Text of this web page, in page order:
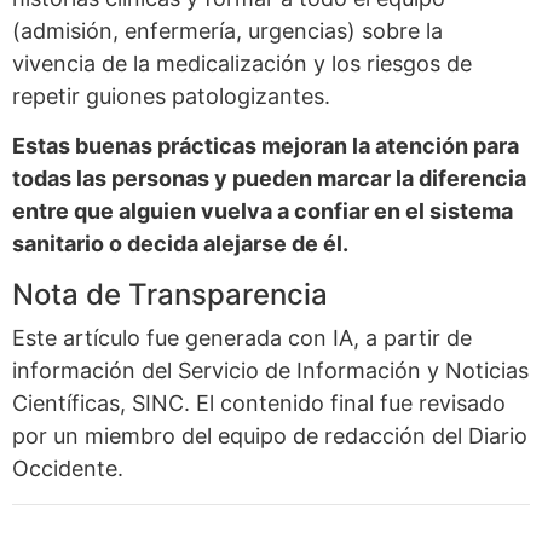
(admisión, enfermería, urgencias) sobre la
vivencia de la medicalización y los riesgos de
repetir guiones patologizantes.
Estas buenas prácticas mejoran la atención para
todas las personas y pueden marcar la diferencia
entre que alguien vuelva a confiar en el sistema
sanitario o decida alejarse de él.
Nota de Transparencia
Este artículo fue generada con IA, a partir de
información del Servicio de Información y Noticias
Científicas, SINC. El contenido final fue revisado
por un miembro del equipo de redacción del Diario
Occidente.